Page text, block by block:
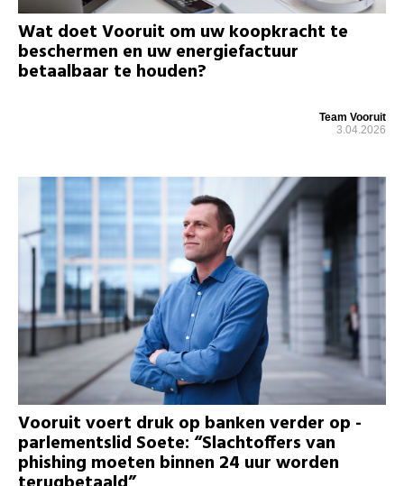
Wat doet Vooruit om uw koopkracht te
beschermen en uw energiefactuur
betaalbaar te houden?
Team Vooruit
3.04.2026
Vooruit voert druk op banken verder op -
parlementslid Soete: “Slachtoffers van
phishing moeten binnen 24 uur worden